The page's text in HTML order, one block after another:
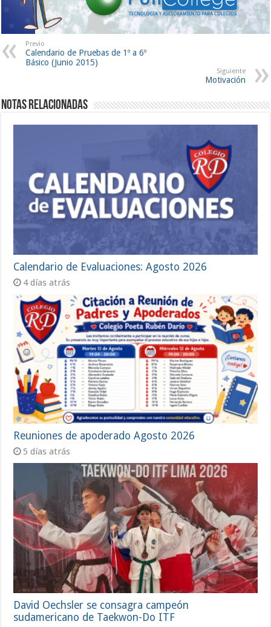
Previo
Calendario de Pruebas de 1º a 6º
Básico (Junio 2015)
Siguiente
Motivación
Notas Relacionadas
Calendario de Evaluaciones: Agosto 2026
4 días atrás
Reuniones de apoderado Agosto 2026
5 días atrás
David Oechsler se consagra campeón
sudamericano de Taekwon-Do ITF